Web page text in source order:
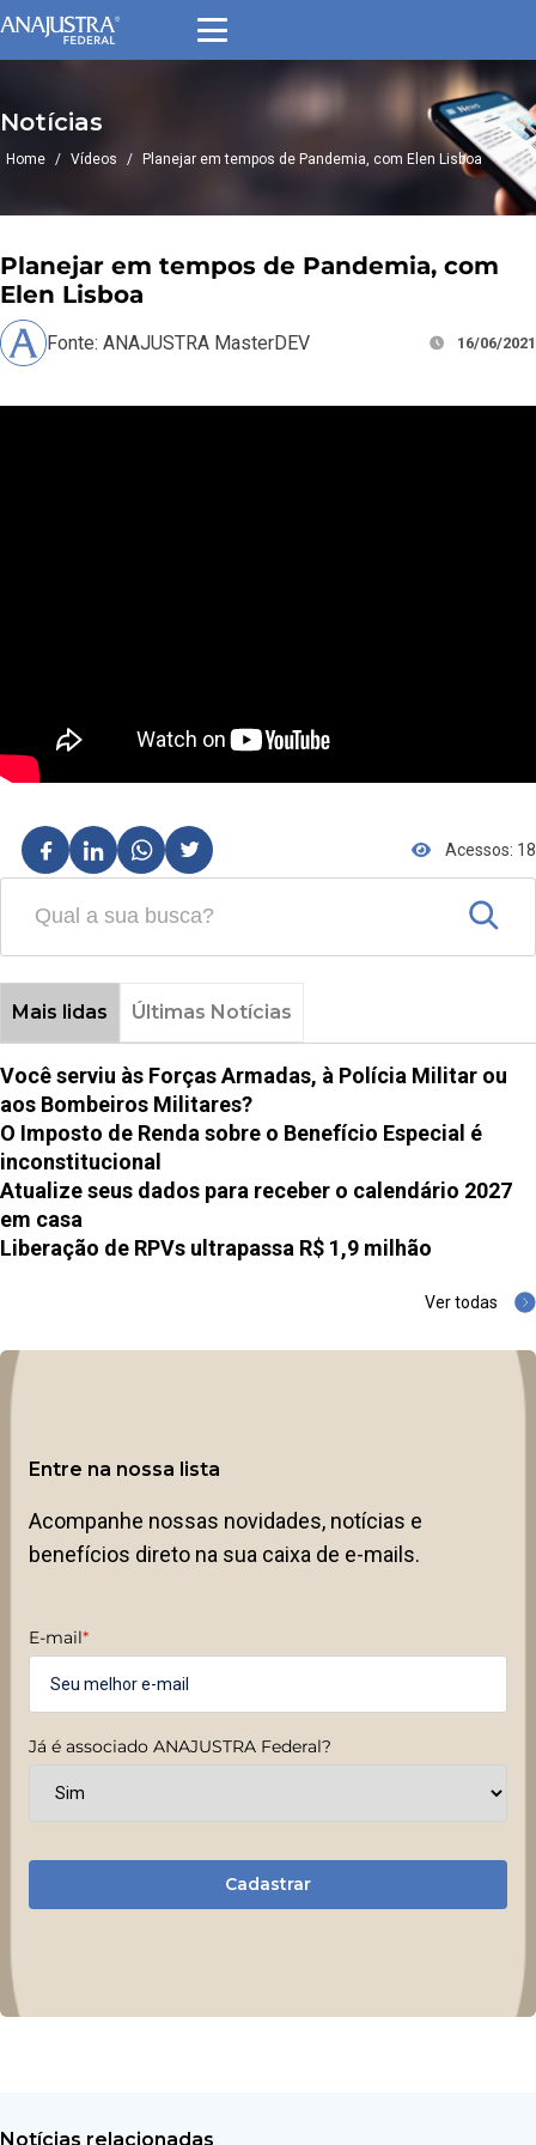
Notícias
Home / Vídeos / Planejar em tempos de Pandemia, com Elen Lisboa
Planejar em tempos de Pandemia, com
Elen Lisboa
Fonte: ANAJUSTRA MasterDEV 16/06/2021
Acessos: 18
Mais lidas Últimas Notícias
Você serviu às Forças Armadas, à Polícia Militar ou
aos Bombeiros Militares?
O Imposto de Renda sobre o Benefício Especial é
inconstitucional
Atualize seus dados para receber o calendário 2027
em casa
Liberação de RPVs ultrapassa R$ 1,9 milhão
Ver todas
Entre na nossa lista
Acompanhe nossas novidades, notícias e
benefícios direto na sua caixa de e-mails.
E-mail*
Já é associado ANAJUSTRA Federal?
Cadastrar
Notícias relacionadas